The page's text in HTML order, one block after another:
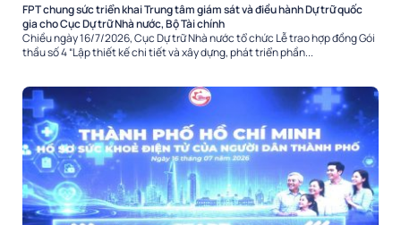
FPT chung sức triển khai Trung tâm giám sát và điều hành Dự trữ quốc
gia cho Cục Dự trữ Nhà nước, Bộ Tài chính
Chiều ngày 16/7/2026, Cục Dự trữ Nhà nước tổ chức Lễ trao hợp đồng Gói
thầu số 4 “Lập thiết kế chi tiết và xây dựng, phát triển phần...